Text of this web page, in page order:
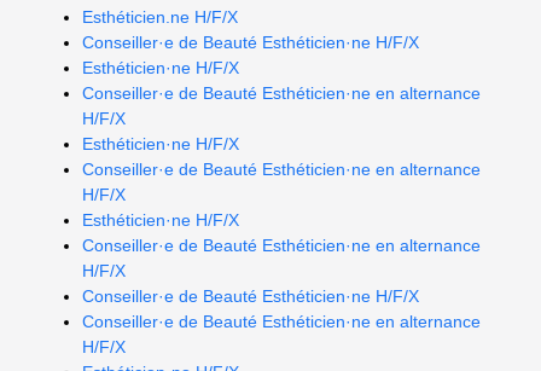
Esthéticien.ne H/F/X
Conseiller·e de Beauté Esthéticien·ne H/F/X
Esthéticien·ne H/F/X
Conseiller·e de Beauté Esthéticien·ne en alternance
H/F/X
Esthéticien·ne H/F/X
Conseiller·e de Beauté Esthéticien·ne en alternance
H/F/X
Esthéticien·ne H/F/X
Conseiller·e de Beauté Esthéticien·ne en alternance
H/F/X
Conseiller·e de Beauté Esthéticien·ne H/F/X
Conseiller·e de Beauté Esthéticien·ne en alternance
H/F/X